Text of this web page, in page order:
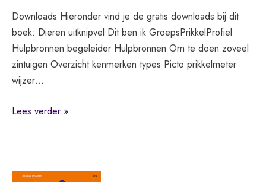
Downloads Hieronder vind je de gratis downloads bij dit
boek: Dieren uitknipvel Dit ben ik GroepsPrikkelProfiel
Hulpbronnen begeleider Hulpbronnen Om te doen zoveel
zintuigen Overzicht kenmerken types Picto prikkelmeter
wijzer…
Wiebelen
mensen
Lees verder »